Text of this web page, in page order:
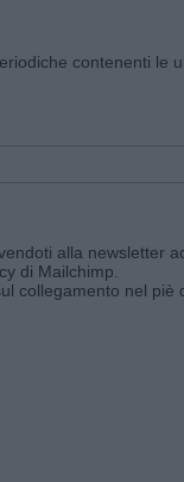
contenenti le
alla newsletter
di Mailchimp
collegamento nel piè